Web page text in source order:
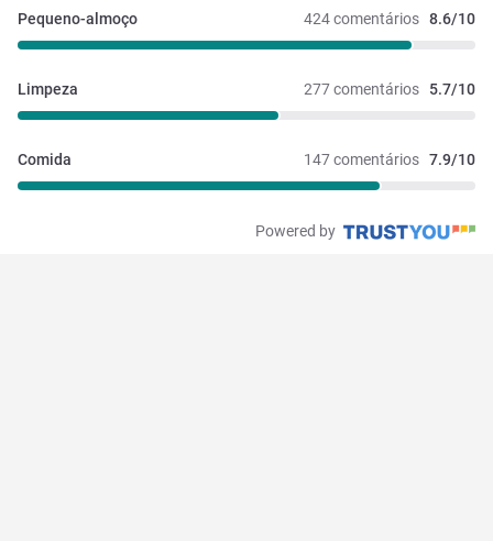
424 comentários 8.6/10
Pequeno-almoço
277 comentários 5.7/10
Limpeza
147 comentários 7.9/10
Comida
Powered by